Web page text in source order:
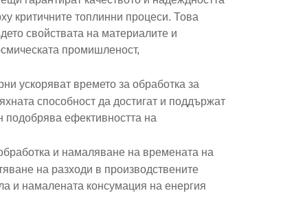
критичните топлинни процеси. Това
свойствата на материалите и
промишленост,
ускоряват времето за обработка за
способност да достигат и поддържат
подобрява ефективността на
и намаляване на времената на
на разходи в производствените
и намалената консумация на енергия